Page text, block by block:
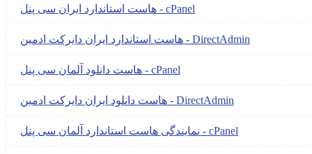
هاست استاندارد ایران سی پنل - cPanel
هاست استاندارد ایران دایرکت ادمین - DirectAdmin
هاست دانلود آلمان سی پنل - cPanel
هاست دانلود ایران دایرکت ادمین - DirectAdmin
نمایندگی هاست استاندارد آلمان سی پنل - cPanel